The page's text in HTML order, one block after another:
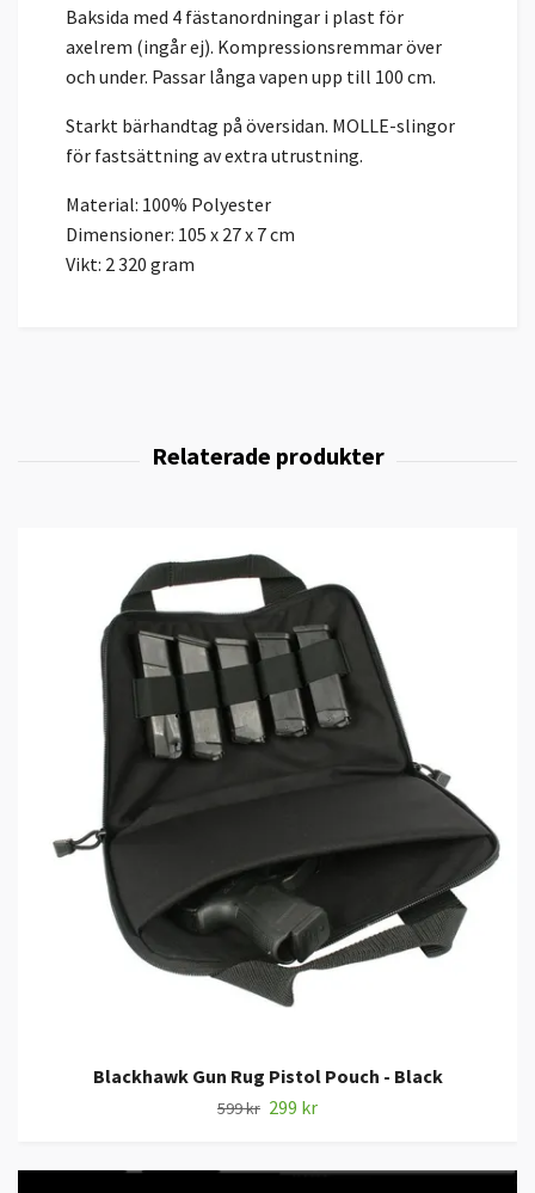
Baksida med 4 fästanordningar i plast för
axelrem (ingår ej). Kompressionsremmar över
och under. Passar långa vapen upp till 100 cm.
Starkt bärhandtag på översidan. MOLLE-slingor
för fastsättning av extra utrustning.
Material: 100% Polyester
Dimensioner: 105 x 27 x 7 cm
Vikt: 2 320 gram
Blackhawk Gun Rug Pistol Pouch - Black
599 kr 299 kr